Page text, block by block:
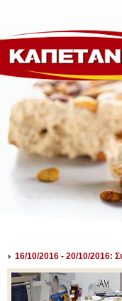
16/10/2016 - 20/10/2016: